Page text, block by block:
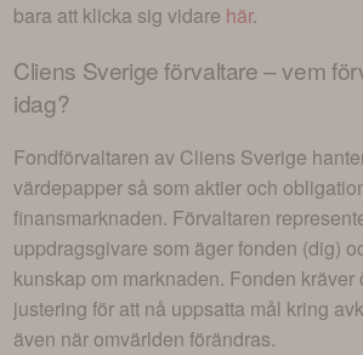
bara att klicka sig vidare här.
Cliens Sverigeförvaltare – vem
idag?
Fondförvaltaren av Cliens Sverige
värdepapper så som aktier och
finansmarknaden. Förvaltaren
uppdragsgivare som äger fonden (dig)
kunskap om marknaden. Fonden kräver
justering för att nå uppsatta mål kring
även när omvärlden förändras.